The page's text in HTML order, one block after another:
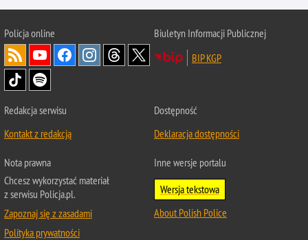
Policjaonline
Biuletyn Informacji Publicznej
BIP KGP
Redakcja serwisu
Kontakt z redakcją
Dostępność
Deklaracja dostępności
Nota prawna
Chcesz wykorzystać materiał
z serwisu Policja.pl.
Zapoznaj się z zasadami
Polityka prywatności
Inne wersje portalu
Wersja tekstowa
About Polish Police